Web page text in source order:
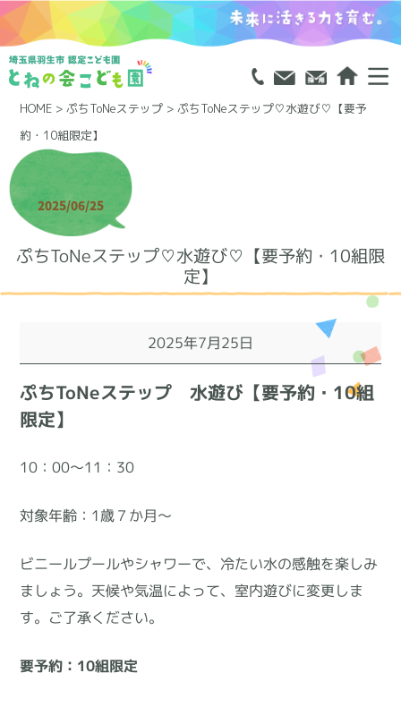
HOME >ぷちToNeステップ >ぷちToNeステップ♡水遊び♡【要予
約・10組限定】
2025/06/25
ぷちToNeステップ♡水遊び♡【要予約・10組限
定】
ぷ
ち
ToNe
遊
び
2025年7月25日
ぷちToNeステップ 水遊び【要予約・10組
限定】
10：00～11：30
対象年齢：1歳７か月～
ビニールプールやシャワーで、冷たい水の感触を楽しみ
ましょう。天候や気温によって、室内遊びに変更しま
す。ご了承ください。
要予約：10組限定